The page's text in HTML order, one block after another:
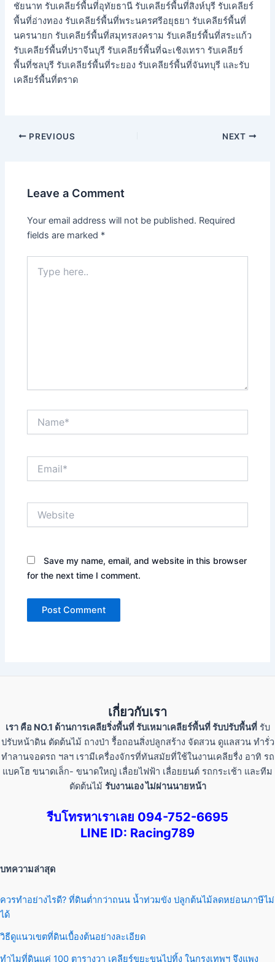
ชัยนาท รับเคลียร์พื้นที่อุทัยธานี รับเคลียร์พื้นที่สิงห์บุรี รับเคลียร์
พื้นที่อ่างทอง รับเคลียร์พื้นที่พระนครศรีอยุธยา รับเคลียร์พื้นที่
นครนายก รับเคลียร์พื้นที่สมุทรสงคราม รับเคลียร์พื้นที่สระแก้ว
รับเคลียร์พื้นที่ปราจีนบุรี รับเคลียร์พื้นที่ฉะเชิงเทรา รับเคลียร์
พื้นที่ชลบุรี รับเคลียร์พื้นที่ระยอง รับเคลียร์พื้นที่จันทบุรี และรับ
เคลียร์พื้นที่ตราด
PREVIOUS NEXT
Leave a Comment
Your email address will not be published. Required
fields are marked *
here..
Save my name, email, and website in this browser
for the next time I comment.
เกี่ยวกับเรา
เรา คือ NO.1 ด้านการเคลียริ่งพื้นที่ รับเหมาเคลียร์พื้นที่ รับปรับพื้นที่รับ
ปรับหน้าดิน ตัดต้นไม้ ถางป่า รื้อถอนสิ่งปลูกสร้าง จัดสวน ดูแลสวน ทำรั่ว
ทำลานจอดรถ ฯลฯ เรามีเครื่องจักรที่ทันสมัยที่ใช้ในงานเคลียรื่ง อาทิ รถ
แบคโฮ ขนาดเล็ก- ขนาดใหญ่ เลื่อยไฟฟ้า เลื่อยยนต์ รถกระเช้า และทีม
ตัดต้นไม้ รับงานเอง ไม่ผ่านนายหน้า
รีบโทรหาเราเลย 094-752-6695
LINE ID: Racing789
บทความล่าสุด
ควรทำอย่างไรดี? ที่ดินต่ำกว่าถนน น้ำท่วมขัง ปลูกต้นไม้ลดหย่อนภาษีไม่
ได้
วิธีดูแนวเขตที่ดินเบื้องต้นอย่างละเอียด
ทำไมที่ดินแค่ 100 ตารางวา เคลียร์ขยะขนไปทิ้ง ในกรุงเทพฯ จึงแพง